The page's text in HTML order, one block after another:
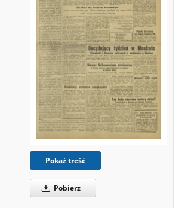
Pokaż treść
Pobierz